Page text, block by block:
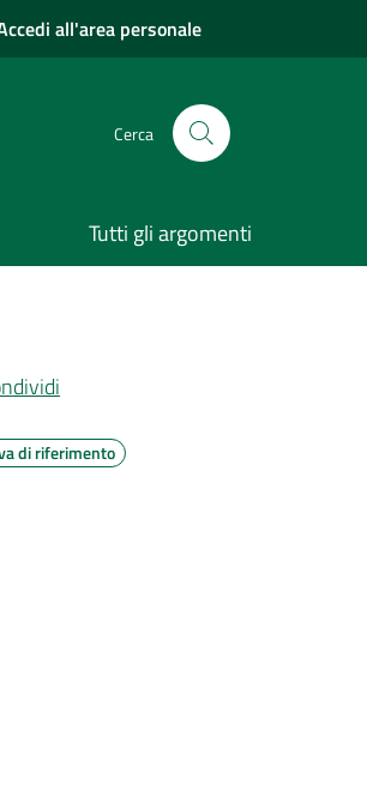
all'area personale
Cerca
Tutti gli argomenti
di riferimento